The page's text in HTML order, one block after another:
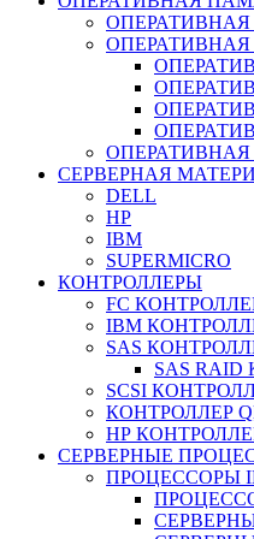
ОПЕРАТИВНАЯ
ОПЕРАТИВНАЯ
ОПЕРАТИВНАЯ
СЕРВЕРНАЯ
DELL
HP
IBM
SUPERMICRO
КОНТРОЛЛЕРЫ
FC
IBM
SAS
SAS
SCSI
КОНТРОЛЛЕР
НР
СЕРВЕРНЫЕ
ПРОЦЕССОРЫ